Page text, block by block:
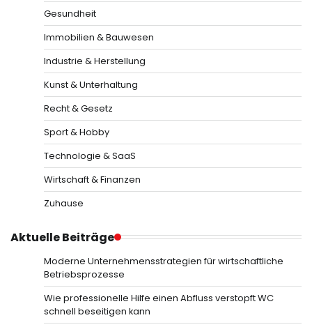
Gesundheit
Immobilien & Bauwesen
Industrie & Herstellung
Kunst & Unterhaltung
Recht & Gesetz
Sport & Hobby
Technologie & SaaS
Wirtschaft & Finanzen
Zuhause
Aktuelle Beiträge
Moderne Unternehmensstrategien für wirtschaftliche
Betriebsprozesse
Wie professionelle Hilfe einen Abfluss verstopft WC
schnell beseitigen kann